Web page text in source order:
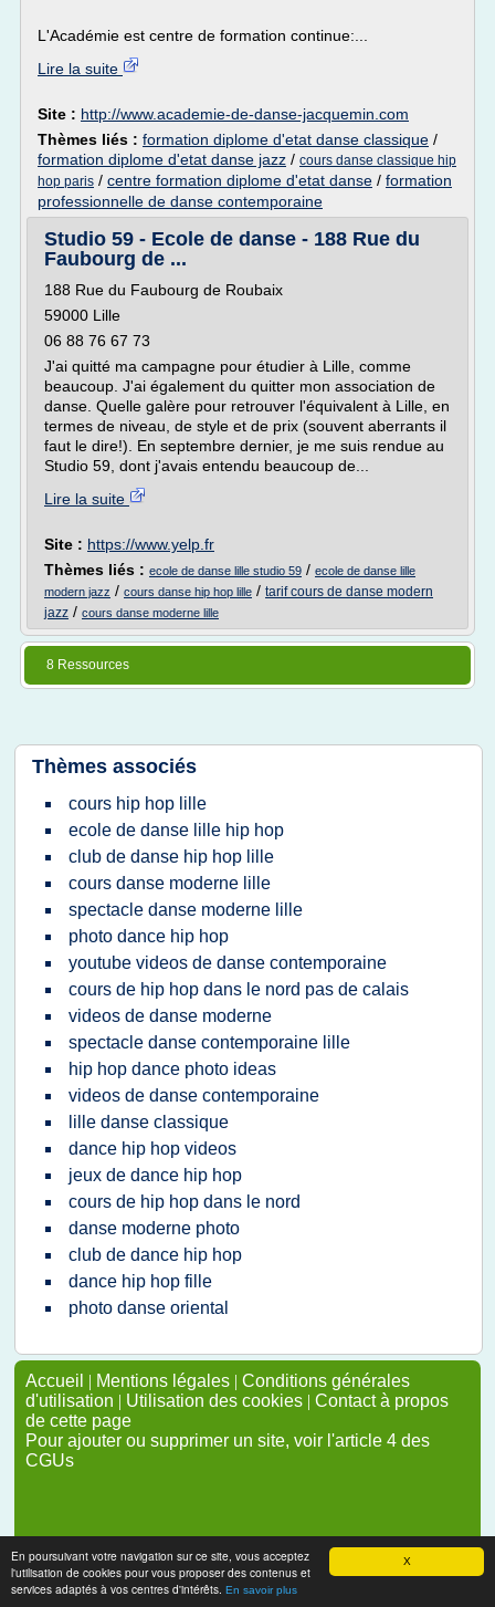
X
En poursuivant votre navigation sur ce site, vous acceptez
l'utilisation de cookies pour vous proposer des contenus et
services adaptés à vos centres d'intérêts. En savoir plus
L'Académie est centre de formation continue:...
Lire la suite
Site : http://www.academie-de-danse-jacquemin.com
Thèmes liés : formation diplome d'etat danse classique /
formation diplome d'etat danse jazz / cours danse classique hip
hop paris / centre formation diplome d'etat danse / formation
professionnelle de danse contemporaine
Studio 59 - Ecole de danse - 188 Rue du
Faubourg de ...
188 Rue du Faubourg de Roubaix
59000 Lille
06 88 76 67 73
J'ai quitté ma campagne pour étudier à Lille, comme
beaucoup. J'ai également du quitter mon association de
danse. Quelle galère pour retrouver l'équivalent à Lille, en
termes de niveau, de style et de prix (souvent aberrants il
faut le dire!). En septembre dernier, je me suis rendue au
Studio 59, dont j'avais entendu beaucoup de...
Lire la suite
Site : https://www.yelp.fr
Thèmes liés : ecole de danse lille studio 59 / ecole de danse lille
modern jazz / cours danse hip hop lille / tarif cours de danse modern
jazz / cours danse moderne lille
8 Ressources
Thèmes associés
cours hip hop lille
ecole de danse lille hip hop
club de danse hip hop lille
cours danse moderne lille
spectacle danse moderne lille
photo dance hip hop
youtube videos de danse contemporaine
cours de hip hop dans le nord pas de calais
videos de danse moderne
spectacle danse contemporaine lille
hip hop dance photo ideas
videos de danse contemporaine
lille danse classique
dance hip hop videos
jeux de dance hip hop
cours de hip hop dans le nord
danse moderne photo
club de dance hip hop
dance hip hop fille
photo danse oriental
Accueil | Mentions légales | Conditions générales
d'utilisation | Utilisation des cookies | Contact à propos
de cette page
Pour ajouter ou supprimer un site, voir l'article 4 des
CGUs